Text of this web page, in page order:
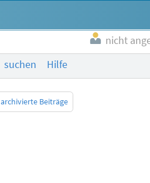
nicht
suchen Hilfe
archivierte Beiträge